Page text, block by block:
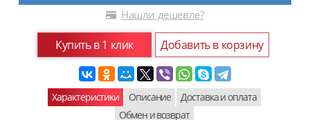
Нашли дешевле?
Купить в 1 клик Добавить в корзину
Характеристики Описание
Доставка и оплата
Обмен и возврат